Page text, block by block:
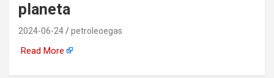
planeta
2024-06-24 petroleoegas
Read More